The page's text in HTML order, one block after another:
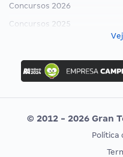
Concursos 2026
Concursos 2025
Concurso Ibama
Concurso MPU
Editais publicados
CONCURSOS POR
© 2012 - 2026 Gran
Política